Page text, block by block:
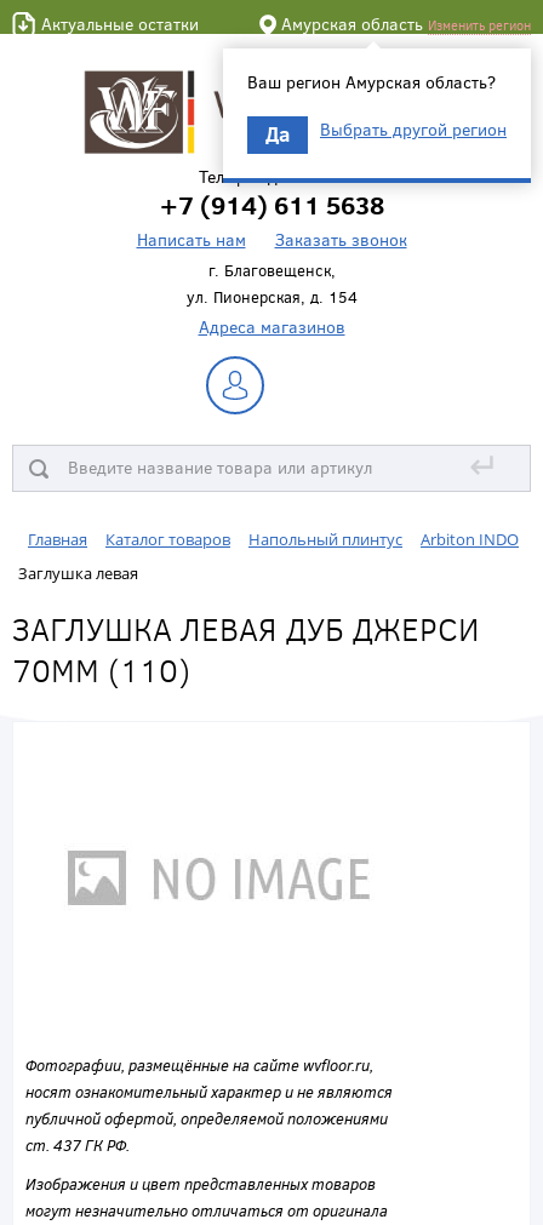
Актуальные остатки Амурская область Изменить регион
Ваш регион Амурская область?
Да Выбрать другой регион
Телефон для связи
+7 (914) 611 5638
Написать нам Заказать звонок
г. Благовещенск,
ул. Пионерская, д. 154
Адреса магазинов
↵
Главная Каталог товаров Напольный плинтус
Arbiton INDO
Заглушка левая
ЗАГЛУШКА ЛЕВАЯ ДУБ ДЖЕРСИ
70ММ (110)
Фотографии, размещённые на сайте wvfloor.ru,
носят ознакомительный характер и не являются
публичной офертой, определяемой положениями
ст. 437 ГК РФ.
Изображения и цвет представленных товаров
могут незначительно отличаться от оригинала